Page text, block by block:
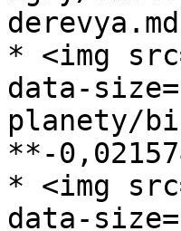
* <img
data-
planety/
**-
* <img
data-